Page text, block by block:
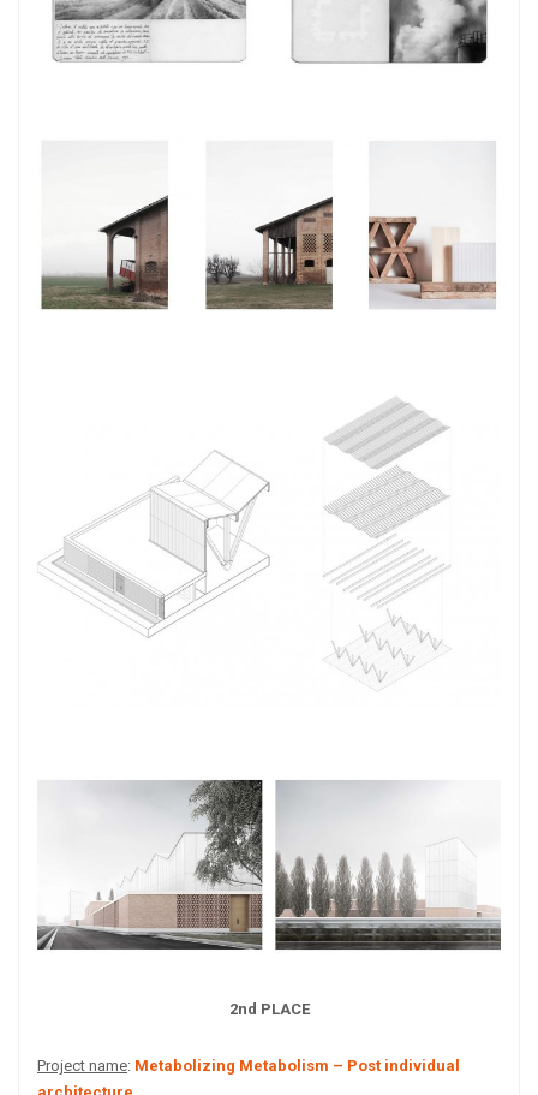
2nd PLACE
Project name: Metabolizing Metabolism – Post individual